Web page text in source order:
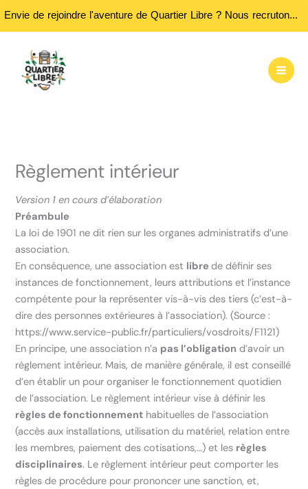
Envie de rejoindre l'aventure de Quartier Libre ? Nous recrutons des bénévoles ! Passez nous rencontrer aux heures d'ouvertures...
contenu
Règlement intérieur
Version 1 en cours d’élaboration
Préambule
La loi de 1901 ne dit rien sur les organes administratifs d’une
association.
En conséquence, une association est librede définir ses
instances de fonctionnement, leurs attributions et l’instance
compétente pour la représenter vis-à-vis des tiers (c’est-à-
dire des personnes extérieures à l’association). (Source :
https://www.service-public.fr/particuliers/vosdroits/F1121)
En principe, une association n’a pas l’obligation d’avoir un
règlement intérieur. Mais, de manière générale, il est conseillé
d’en établir un pour organiser le fonctionnement quotidien
de l’association. Le règlement intérieur vise à définir les
règles de fonctionnement habituelles de l’association
(accès aux installations, utilisation du matériel, relation entre
les membres, paiement des cotisations,…) et les règles
disciplinaires. Le règlement intérieur peut comporter les
règles de procédure pour prononcer une sanction, et,